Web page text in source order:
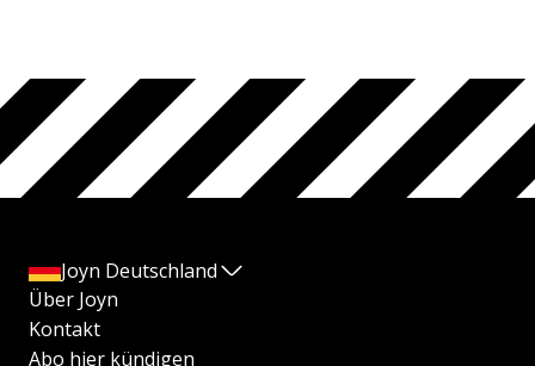
Joyn Deutschland
Über Joyn
Kontakt
Abo hier kündigen